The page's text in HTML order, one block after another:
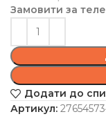
Замовити за
Додати до
Артикул: